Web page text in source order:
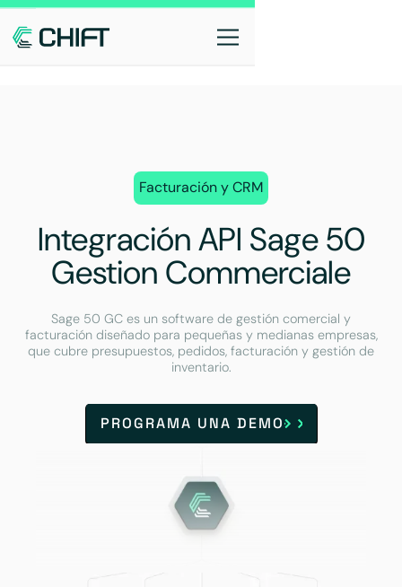
Facturación y CRM
Integración API Sage 50
Gestion Commerciale
Sage 50 GC es un software de gestión comercial y
facturación diseñado para pequeñas y medianas empresas,
que cubre presupuestos, pedidos, facturación y gestión de
inventario.
PROGRAMA UNA DEMO